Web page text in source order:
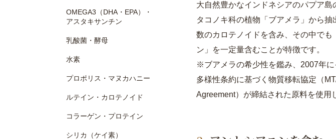
OMEGA3（DHA・EPA）・
アスタキサンチン
乳酸菌・酵母
水素
プロポリス・マヌカハニー
ルテイン・カロテノイド
コラーゲン・プロテイン
シリカ（ケイ素）
大自然豊かなインドネシアのパプア島
タコノキ科の植物「ブアメラ」から抽
数のカロテノイドを含み、その中でも
ン」を一定量含むことが特徴です。
※ブアメラの希少性を鑑み、2007年
多様性条約に基づく物質移転協定（
Agreement）が締結された原料を使用